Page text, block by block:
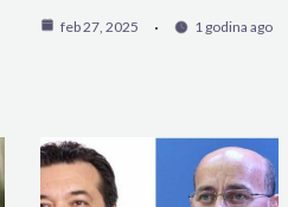
feb 27, 2025 1 godina ago